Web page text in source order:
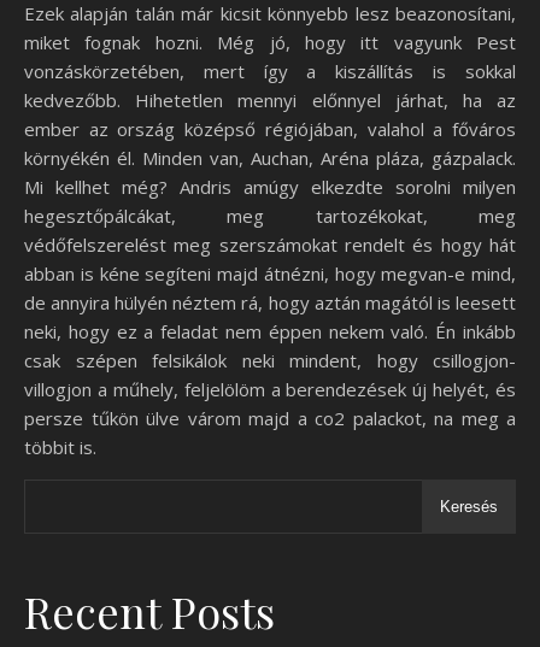
Ezek alapján talán már kicsit könnyebb lesz beazonosítani,
miket fognak hozni. Még jó, hogy itt vagyunk Pest
vonzáskörzetében, mert így a kiszállítás is sokkal
kedvezőbb. Hihetetlen mennyi előnnyel járhat, ha az
ember az ország középső régiójában, valahol a főváros
környékén él. Minden van, Auchan, Aréna pláza, gázpalack.
Mi kellhet még? Andris amúgy elkezdte sorolni milyen
hegesztőpálcákat, meg tartozékokat, meg
védőfelszerelést meg szerszámokat rendelt és hogy hát
abban is kéne segíteni majd átnézni, hogy megvan-e mind,
de annyira hülyén néztem rá, hogy aztán magától is leesett
neki, hogy ez a feladat nem éppen nekem való. Én inkább
csak szépen felsikálok neki mindent, hogy csillogjon-
villogjon a műhely, feljelölöm a berendezések új helyét, és
persze tűkön ülve várom majd a co2 palackot, na meg a
többit is.
Keresés
Recent Posts